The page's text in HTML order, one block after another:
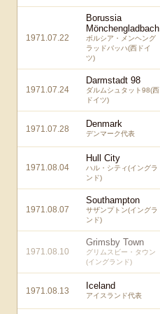
1971.07.22
Borussia
Mönchengladbach
ボルシア・メンヘング
ラッドバッハ(西ドイ
ツ)
1971.07.24
Darmstadt 98
ダルムシュタット98(西
ドイツ)
1971.07.28 Denmark
デンマーク代表
1971.08.04
Hull City
ハル・シティ(イングラ
ンド)
1971.08.07
Southampton
サザンプトン(イングラ
ンド)
1971.08.10
Grimsby Town
グリムスビー・タウン
(イングランド)
1971.08.13 Iceland
アイスランド代表